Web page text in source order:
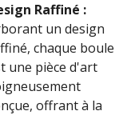
Raffiné :
un design
chaque boule
une pièce d'art
offrant à la